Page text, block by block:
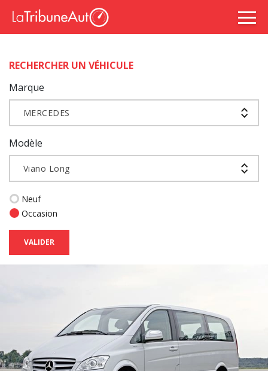
RECHERCHER UN VÉHICULE
Marque
MERCEDES
Modèle
Viano Long
Neuf
Occasion
VALIDER